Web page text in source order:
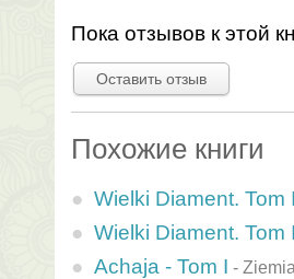
Пока отзывов к этой
Оставить отзыв
Похожие книги
Wielki Diament. Tom I
Wielki Diament. Tom
Achaja - Tom I -